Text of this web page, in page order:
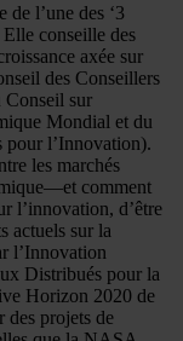
l’une des ‘3
conseille des
axée sur
des Conseillers
Conseil sur
Mondial et du
l’Innovation).
les marchés
comment
l’innovation, d’être
actuels sur la
l’Innovation
Distribués pour la
Horizon 2020 de
des projets de